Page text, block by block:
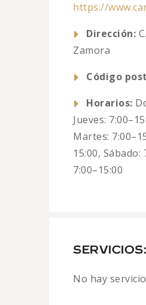
https://
Dirección:
Zamora
Código
Horarios:
Jueves:
Martes:
15:00, Sábado:
7:00–15:00
SERVICIOS:
No hay